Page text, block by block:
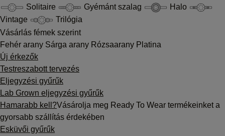
Solitaire
Gyémánt szalag
Halo
Vintage
Trilógia
Vásárlás fémek szerint
Fehér arany Sárga arany Rózsaarany Platina
Új érkezők
Testreszabott tervezés
Eljegyzési gyűrűk
Lab Grown eljegyzési gyűrűk
Hamarabb kell?Vásárolja meg Ready To Wear termékeinket a
gyorsabb szállítás érdekében
Esküvői gyűrűk